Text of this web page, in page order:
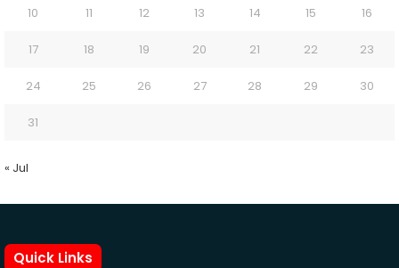
10 11 12 13 14 15 16
17 18 19 20 21 22 23
24 25 26 27 28 29 30
31
« Jul
Quick Links